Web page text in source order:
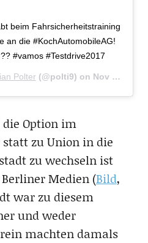
beim Fahrsicherheitstraining
an die #KochAutomobileAG!
#vamos #Testdrive2017
Polter (@polti9) on Nov 20, 2017 at 1:35pm PST
die Option im
zu Union in die
zu wechseln ist
Medien (Bild,
war zu diesem
und weder
machten damals